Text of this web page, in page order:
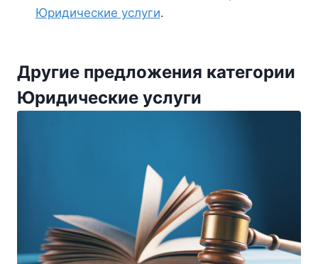
Юридические услуги.
Другие предложения категории
Юридические услуги